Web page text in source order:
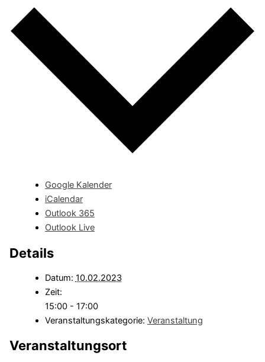
Google Kalender
iCalendar
Outlook 365
Outlook Live
Details
Datum: 10.02.2023
Zeit:
15:00 - 17:00
Veranstaltungskategorie: Veranstaltung
Veranstaltungsort